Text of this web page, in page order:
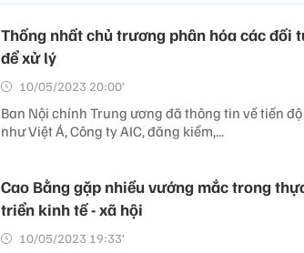
Thống nhất chủ trương phân hóa các đối
để xử lý
10/05/2023 20:00’
Ban Nội chính Trung ương đã thông tin về tiến
như Việt Á, Công ty AIC, đăng kiểm,...
Cao Bằng gặp nhiều vướng mắc trong
triển kinh tế - xã hội
10/05/2023 19:33’